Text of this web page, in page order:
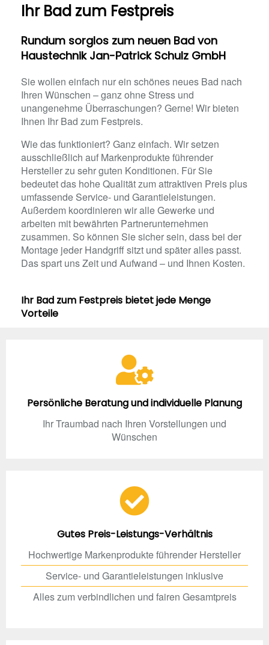
Ihr Bad zum Festpreis
Rundum sorglos zum neuen Bad von
Haustechnik Jan-Patrick Schulz GmbH
Sie wollen einfach nur ein schönes neues Bad nach
Ihren Wünschen – ganz ohne Stress und
unangenehme Überraschungen? Gerne! Wir bieten
Ihnen Ihr Bad zum Festpreis.
Wie das funktioniert? Ganz einfach. Wir setzen
ausschließlich auf Markenprodukte führender
Hersteller zu sehr guten Konditionen. Für Sie
bedeutet das hohe Qualität zum attraktiven Preis plus
umfassende Service- und Garantieleistungen.
Außerdem koordinieren wir alle Gewerke und
arbeiten mit bewährten Partnerunternehmen
zusammen. So können Sie sicher sein, dass bei der
Montage jeder Handgriff sitzt und später alles passt.
Das spart uns Zeit und Aufwand – und Ihnen Kosten.
Ihr Bad zum Festpreis bietet jede Menge
Vorteile
Persönliche Beratung und individuelle Planung
Ihr Traumbad nach Ihren Vorstellungen und
Wünschen
Gutes Preis-Leistungs-Verhältnis
Hochwertige Markenprodukte führender Hersteller
Service- und Garantieleistungen inklusive
Alles zum verbindlichen und fairen Gesamtpreis